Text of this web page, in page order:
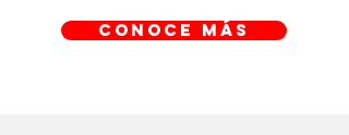
CONOCE MÁS